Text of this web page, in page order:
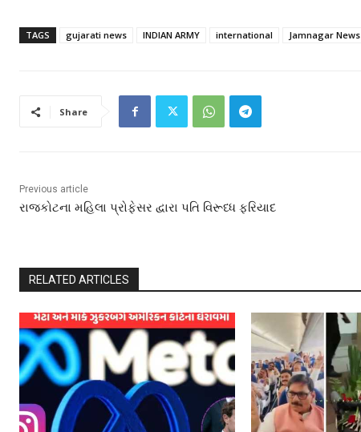
TAGS gujarati news INDIAN ARMY international Jamnagar News
Share
Previous article
રાજકોટના મહિલા પ્રોફેસર દ્વારા પતિ વિરૂધ્ધ ફરિયાદ
RELATED ARTICLES